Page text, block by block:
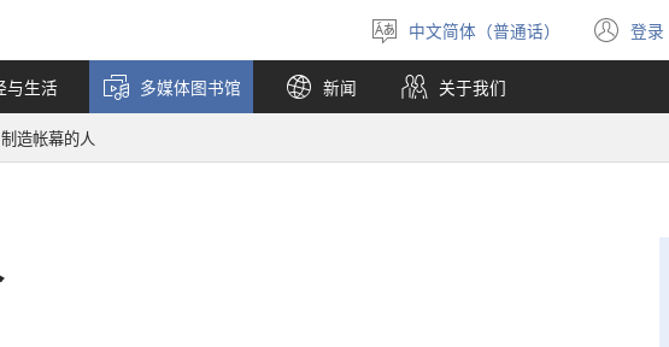
选
择
语
言
中文简体（普通话） 登录
（打
开
窗
与生活 多媒体图书馆 新闻 关于我们
制造帐幕的人